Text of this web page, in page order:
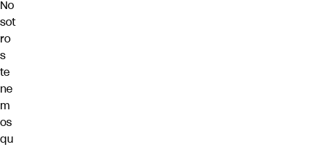
No
sot
ro
s
te
ne
m
os
qu